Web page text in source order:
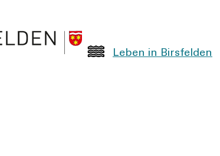
Leben in Birsfelden